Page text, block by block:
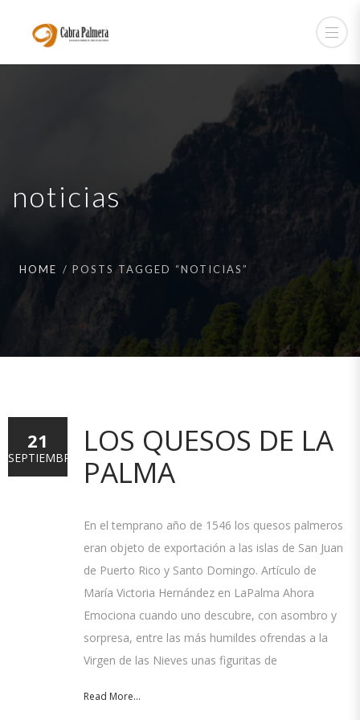
noticias
HOME POSTS TAGGED “NOTICIAS”
LOS QUESOS DE LA
PALMA
En el temprano año de 1546 los quesos palmeros
eran objeto de exportación a las islas de San Juan
de Puerto Rico y Santo Domingo. Artículo de
María Victoria Hernández en LaPalma Ahora
Emociona cuando uno descubre, con asombro y
sorpresa, entre las más humildes ofrendas a la
Virgen de las Nieves unas figuritas de
Read More...
21
SEPTIEMBRE